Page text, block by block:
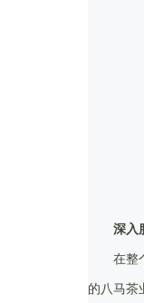
深入
在整
的八马茶